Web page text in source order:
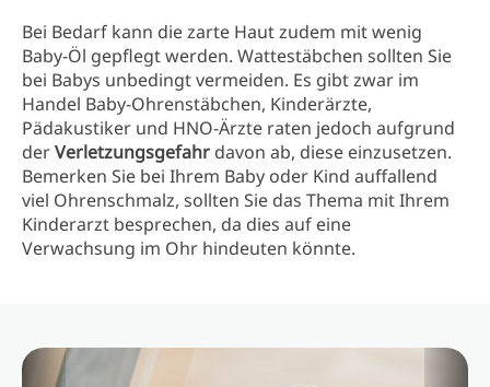
Bei Bedarf kann die zarte Haut zudem mit wenig
Baby-Öl gepflegt werden. Wattestäbchen sollten Sie
bei Babys unbedingt vermeiden. Es gibt zwar im
Handel Baby-Ohrenstäbchen, Kinderärzte,
Pädakustiker und HNO-Ärzte raten jedoch aufgrund
derVerletzungsgefahr davon ab, diese einzusetzen.
Bemerken Sie bei Ihrem Baby oder Kind auffallend
viel Ohrenschmalz, sollten Sie das Thema mit Ihrem
Kinderarzt besprechen, da dies auf eine
Verwachsung im Ohr hindeuten könnte.